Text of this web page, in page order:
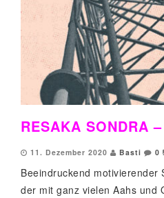
RESAKA SONDRA
11. Dezember 2020 Basti 0
Beeindruckend motivierender
der mit ganz vielen Aahs und